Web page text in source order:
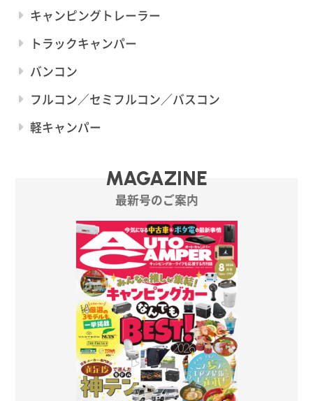
キャンピングトレーラー
トラックキャンパー
バンコン
フルコン／セミフルコン／バスコン
軽キャンパー
MAGAZINE
最新号のご案内